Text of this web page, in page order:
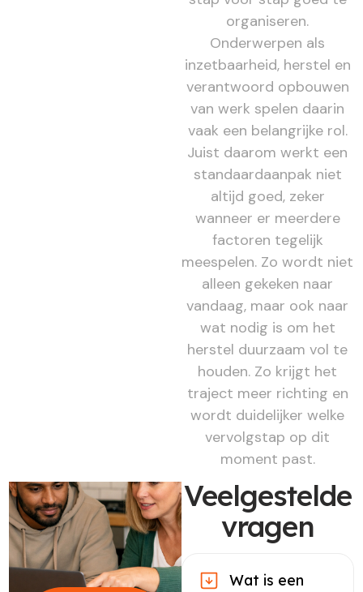
organiseren.
Onderwerpen als
inzetbaarheid, herstel en
verantwoord opbouwen
van werk spelen daarin
vaak een belangrijke rol.
Juist daarom werkt een
standaardaanpak niet
altijd goed, zeker
wanneer er meerdere
factoren tegelijk
meespelen. Zo wordt niet
alleen gekeken naar
vandaag, maar ook naar
wat nodig is om het
herstel duurzaam vol te
houden. Zo krijgt het
traject meer richting en
wordt duidelijker welke
vervolgstap op dit
moment past.
Veelgestelde
vragen
Wat is een